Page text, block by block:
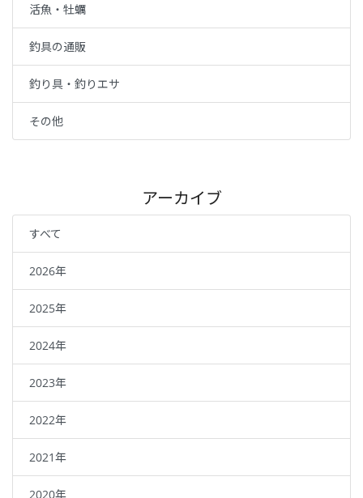
活魚・牡蠣
釣具の通販
釣り具・釣りエサ
その他
アーカイブ
すべて
2026年
2025年
2024年
2023年
2022年
2021年
2020年